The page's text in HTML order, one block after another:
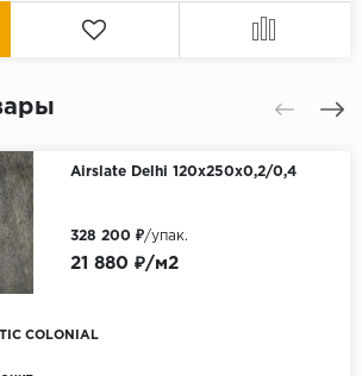
Airslate Delhi 120x250x0,2/0,4
COLONIAL
21 880 ₽/м2
328 200 ₽/упак.